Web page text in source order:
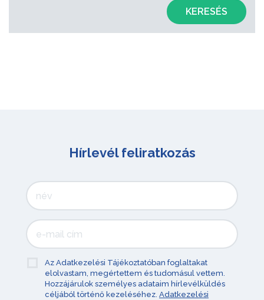
KERESÉS
Hírlevél feliratkozás
Az Adatkezelési Tájékoztatóban foglaltakat
elolvastam, megértettem és tudomásul vettem.
Hozzájárulok személyes adataim hírlevélküldés
céljából történő kezeléséhez. Adatkezelési